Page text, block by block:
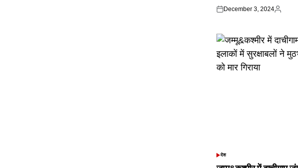
Posted
December 3, 2024
Posted
POSTED
देश